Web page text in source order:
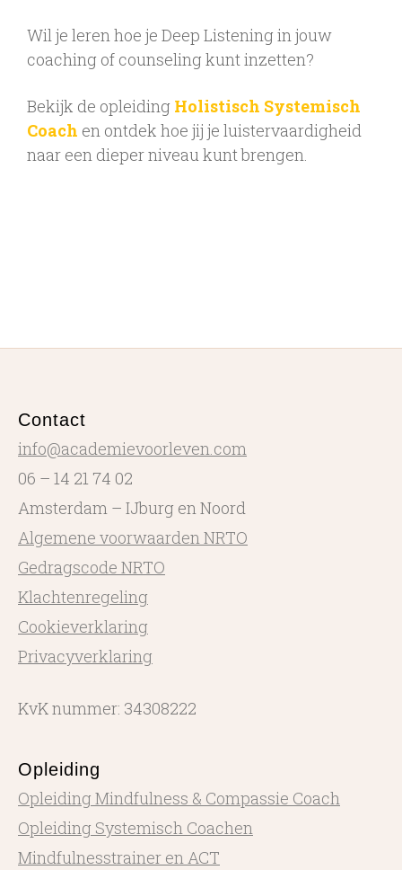
Wil je leren hoe je Deep Listening in jouw
coaching of counseling kunt inzetten?
Bekijk de opleiding Holistisch Systemisch
Coach en ontdek hoe jij je luistervaardigheid
naar een dieper niveau kunt brengen.
Contact
info@academievoorleven.com
06 – 14 21 74 02
Amsterdam – IJburg en Noord
Algemene voorwaarden NRTO
Gedragscode NRTO
Klachtenregeling
Cookieverklaring
Privacyverklaring
KvK nummer: 34308222
Opleiding
Opleiding Mindfulness & Compassie Coach
Opleiding Systemisch Coachen
Mindfulnesstrainer en ACT